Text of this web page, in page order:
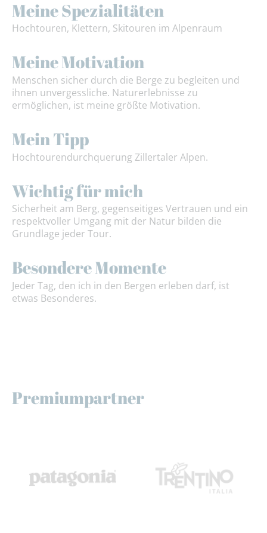
Meine Spezialitäten
Hochtouren, Klettern, Skitouren im Alpenraum
Meine Motivation
Menschen sicher durch die Berge zu begleiten und
ihnen unvergessliche. Naturerlebnisse zu
ermöglichen, ist meine größte Motivation.
Mein Tipp
Hochtourendurchquerung Zillertaler Alpen.
Wichtig für mich
Sicherheit am Berg, gegenseitiges Vertrauen und ein
respektvoller Umgang mit der Natur bilden die
Grundlage jeder Tour.
Besondere Momente
Jeder Tag, den ich in den Bergen erleben darf, ist
etwas Besonderes.
Premiumpartner